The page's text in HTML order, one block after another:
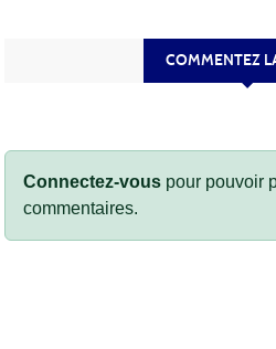
COMMENTEZ
Connectez-vous pour pouvoir
commentaires.